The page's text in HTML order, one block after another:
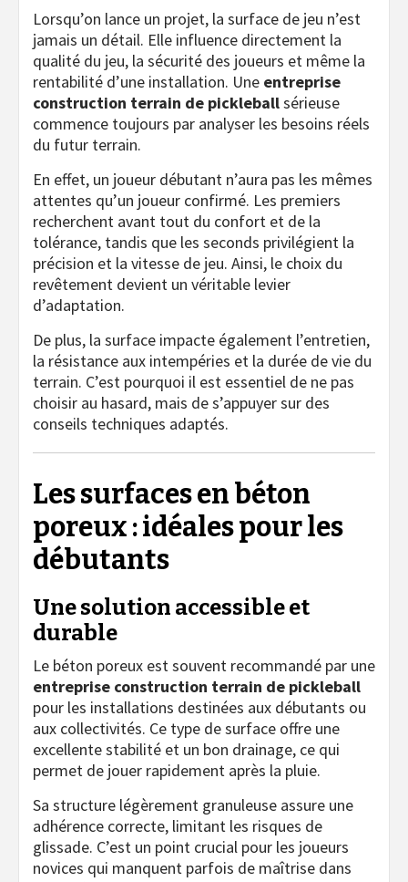
Lorsqu’on lance un projet, la surface de jeu n’est
jamais un détail. Elle influence directement la
qualité du jeu, la sécurité des joueurs et même la
rentabilité d’une installation. Une entreprise
construction terrain de pickleballsérieuse
commence toujours par analyser les besoins réels
du futur terrain.
En effet, un joueur débutant n’aura pas les mêmes
attentes qu’un joueur confirmé. Les premiers
recherchent avant tout du confort et de la
tolérance, tandis que les seconds privilégient la
précision et la vitesse de jeu. Ainsi, le choix du
revêtement devient un véritable levier
d’adaptation.
De plus, la surface impacte également l’entretien,
la résistance aux intempéries et la durée de vie du
terrain. C’est pourquoi il est essentiel de ne pas
choisir au hasard, mais de s’appuyer sur des
conseils techniques adaptés.
Les surfaces en béton
poreux : idéales pour les
débutants
Une solution accessible et
durable
Le béton poreux est souvent recommandé par une
entreprise construction terrain de pickleball
pour les installations destinées aux débutants ou
aux collectivités. Ce type de surface offre une
excellente stabilité et un bon drainage, ce qui
permet de jouer rapidement après la pluie.
Sa structure légèrement granuleuse assure une
adhérence correcte, limitant les risques de
glissade. C’est un point crucial pour les joueurs
novices qui manquent parfois de maîtrise dans